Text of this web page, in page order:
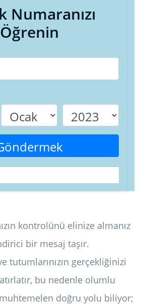
Numaranızı
Öğrenin
kontrolünü elinize almanız
bir mesaj taşır.
tutumlarınızın gerçekliğinizi
bu nedenle olumlu
doğru yolu biliyor;